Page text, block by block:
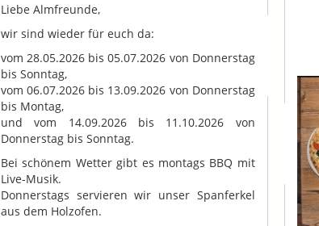
Liebe Almfreunde,
wir sind wieder für euch da:
vom 28.05.2026 bis 05.07.2026 von Donnerstag
bis Sonntag,
vom 06.07.2026 bis 13.09.2026 von Donnerstag
bis Montag,
und vom 14.09.2026 bis 11.10.2026 von
Donnerstag bis Sonntag.
Bei schönem Wetter gibt es montags BBQ mit
Live-Musik.
Donnerstags servieren wir unser Spanferkel
aus dem Holzofen.